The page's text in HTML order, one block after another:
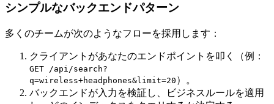
シンプルなバックエンドパターン
多くのチームが次のようなフローを採用します：
クライアントがあなたのエンドポイントを叩く（例：
GET /api/search?
q=wireless+headphones&limit=20 ）。
バックエンドが入力を検証し、ビジネスルールを適用